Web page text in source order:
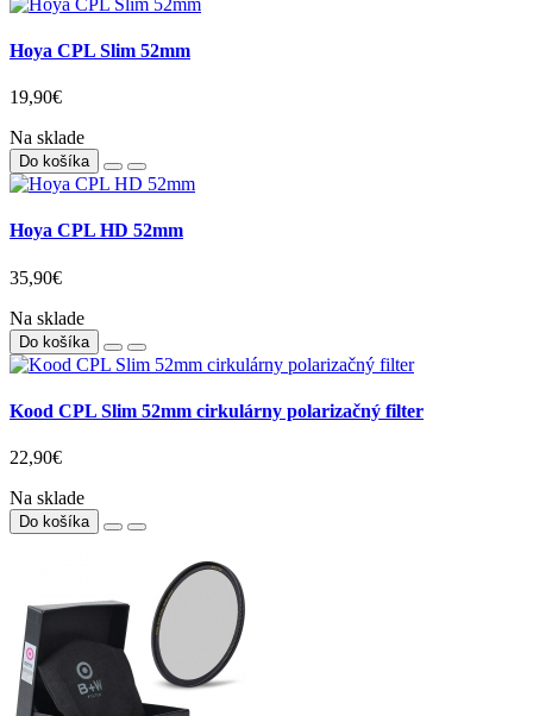
Hoya CPL Slim 52mm
19,90€
Na sklade
Do košíka
Hoya CPL HD 52mm
35,90€
Na sklade
Do košíka
Kood CPL Slim 52mm cirkulárny polarizačný filter
22,90€
Na sklade
Do košíka